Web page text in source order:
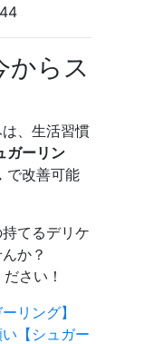
からス
、生活習慣
ガーリン
で改善可能
てるデリケ
か？
ださい！
リング】
【シュガー